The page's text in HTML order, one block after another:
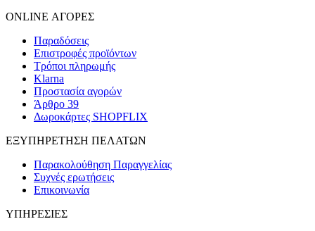
ONLINE ΑΓΟΡΕΣ
Παραδόσεις
Επιστροφές προϊόντων
Τρόποι πληρωμής
Klarna
Προστασία αγορών
Άρθρο 39
Δωροκάρτες SHOPFLIX
ΕΞΥΠΗΡΕΤΗΣΗ ΠΕΛΑΤΩΝ
Παρακολούθηση Παραγγελίας
Συχνές ερωτήσεις
Επικοινωνία
ΥΠΗΡΕΣΙΕΣ